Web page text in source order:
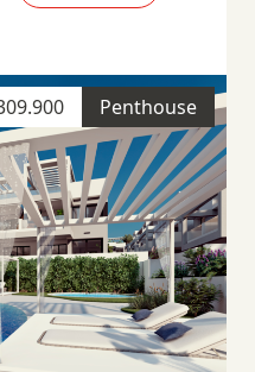
Penthouse